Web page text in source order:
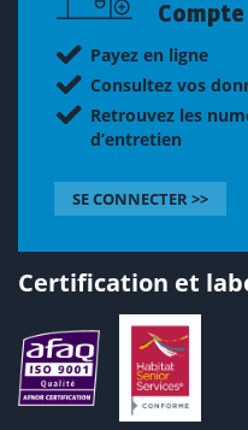
Payez en ligne
Consultez vos
Retrouvez les
d’entretien
SE CONNECTER >>
Certification et